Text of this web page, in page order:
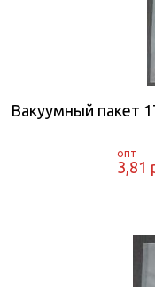
Вакуумный пакет
3,81